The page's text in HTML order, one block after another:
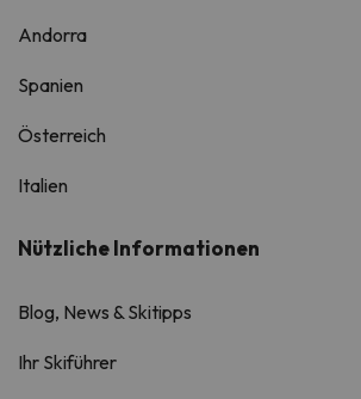
Andorra
Spanien
Österreich
Italien
Nützliche Informationen
Blog, News & Skitipps
Ihr Skiführer